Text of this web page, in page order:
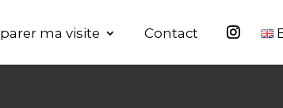
ma visite Contact